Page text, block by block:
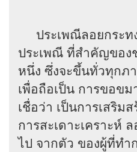
ประเพณีลอยกระท
ประเพณี ที่สำคัญของ
หนึ่ง ซึ่งจะขึ้นทั่วทุกภ
เพื่อถือเป็น การขอข
เชื่อว่า เป็นการเสริม
การสะเดาะเคราะห์
ไป จากตัว ของผู้ที่ทำ